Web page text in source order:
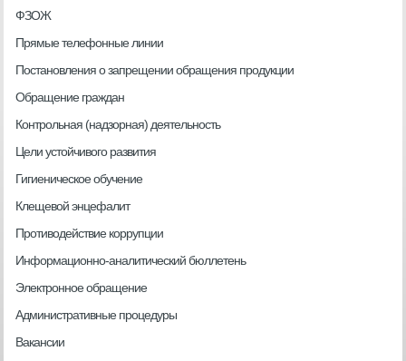
ФЗОЖ
Прямые телефонные линии
Постановления о запрещении обращения продукции
Обращение граждан
Контрольная (надзорная) деятельность
Цели устойчивого развития
Гигиеническое обучение
Клещевой энцефалит
Противодействие коррупции
Информационно-аналитический бюллетень
Электронное обращение
Административные процедуры
Вакансии